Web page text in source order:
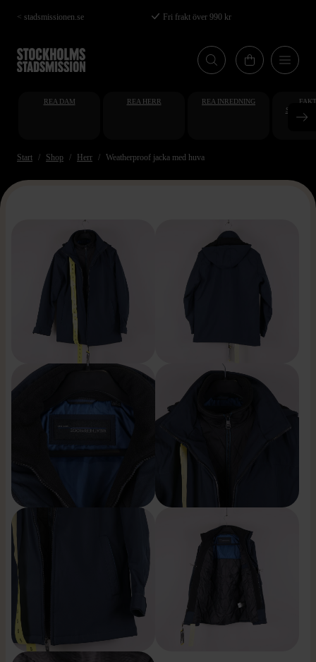
Hoppa
till
huvudinnehåll
< stadsmissionen.se Fri frakt över 990 kr
REA DAM REA HERR REA INREDNING
Start Shop Herr Weatherproof jacka med huva